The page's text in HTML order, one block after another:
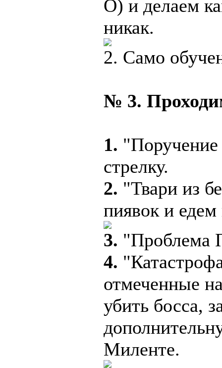
О) и делаем
никак.
2. Само
№ 3.
1.
стрелку.
2. "Твари из
пиявок и
3. "Проблема
4.
отмеченные
убить босса,
Миленте.